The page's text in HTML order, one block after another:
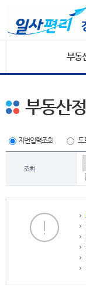
부동
부동산
지번입력조회 도
조회